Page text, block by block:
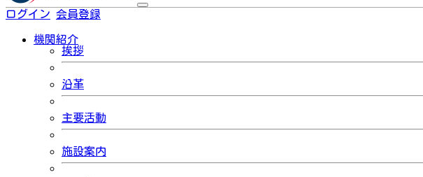
ログイン 会員登録
機関紹介
挨拶
沿革
主要活動
施設案内